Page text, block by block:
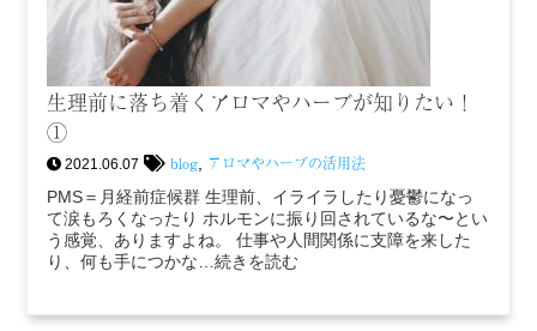
生理前に落ち着くアロマやハーブが知りたい！
①
2021.06.07 blog アロマやハーブの活用法
PMS＝月経前症候群 生理前、イライラしたり憂鬱になっ
て涙もろくなったり ホルモンに振り回されているな〜とい
う感覚、ありますよね。 仕事や人間関係に支障を来した
り、何も手につかな…続きを読む